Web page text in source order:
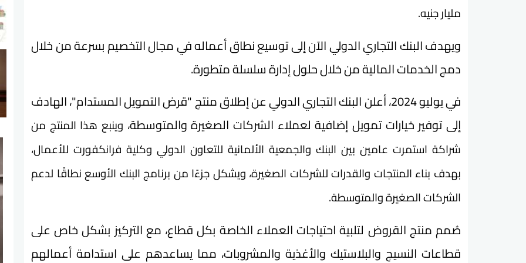
مليار جنيه.
ويهدف البنك التجاري الدولي الآن إلى توسيع نطاق أعماله في مجال التخصيم بسرعة من خلال
دمج الخدمات المالية من خلال حلول إدارة سلسلة متطورة.
في يوليو 2024، أعلن البنك التجاري الدولي عن إطلاق منتج "قرض التمويل المستدام"، الهادف
إلى توفير خيارات تمويل إضافية لعملاء الشركات الصغيرة والمتوسطة، وينبع هذا المنتج من
شراكة استمرت عامين بين البنك والجمعية الألمانية للتعاون الدولي وكلية فرانكفورت للأعمال،
بهدف بناء المنتجات والقدرات للشركات الصغيرة، ويشكل جزءًا من برنامج البنك الأوسع نطاقًا لدعم
الشركات الصغيرة والمتوسطة.
صُمم منتج القروض لتلبية احتياجات العملاء الخاصة بكل قطاع، مع التركيز بشكل خاص على
قطاعات النسيج والبلاستيك والأغذية والمشروبات، مما يساعدهم على استدامة أعمالهم